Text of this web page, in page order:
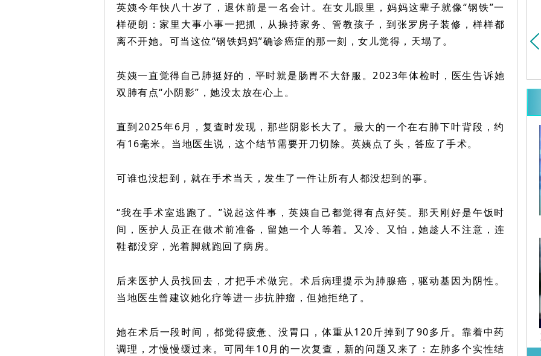
英姨今年快八十岁了，退休前是一名会计。在女儿眼里，妈妈这辈子就像“钢铁”一
样硬朗：家里大事小事一把抓，从操持家务、管教孩子，到张罗房子装修，样样都
离不开她。可当这位“钢铁妈妈”确诊癌症的那一刻，女儿觉得，天塌了。
英姨一直觉得自己肺挺好的，平时就是肠胃不大舒服。2023年体检时，医生告诉她
双肺有点“小阴影”，她没太放在心上。
直到2025年6月，复查时发现，那些阴影长大了。最大的一个在右肺下叶背段，约
有16毫米。当地医生说，这个结节需要开刀切除。英姨点了头，答应了手术。
可谁也没想到，就在手术当天，发生了一件让所有人都没想到的事。
“我在手术室逃跑了。”说起这件事，英姨自己都觉得有点好笑。那天刚好是午饭时
间，医护人员正在做术前准备，留她一个人等着。又冷、又怕，她趁人不注意，连
鞋都没穿，光着脚就跑回了病房。
后来医护人员找回去，才把手术做完。术后病理提示为肺腺癌，驱动基因为阴性。
当地医生曾建议她化疗等进一步抗肿瘤，但她拒绝了。
她在术后一段时间，都觉得疲惫、没胃口，体重从120斤掉到了90多斤。靠着中药
调理，才慢慢缓过来。可同年10月的一次复查，新的问题又来了：左肺多个实性结